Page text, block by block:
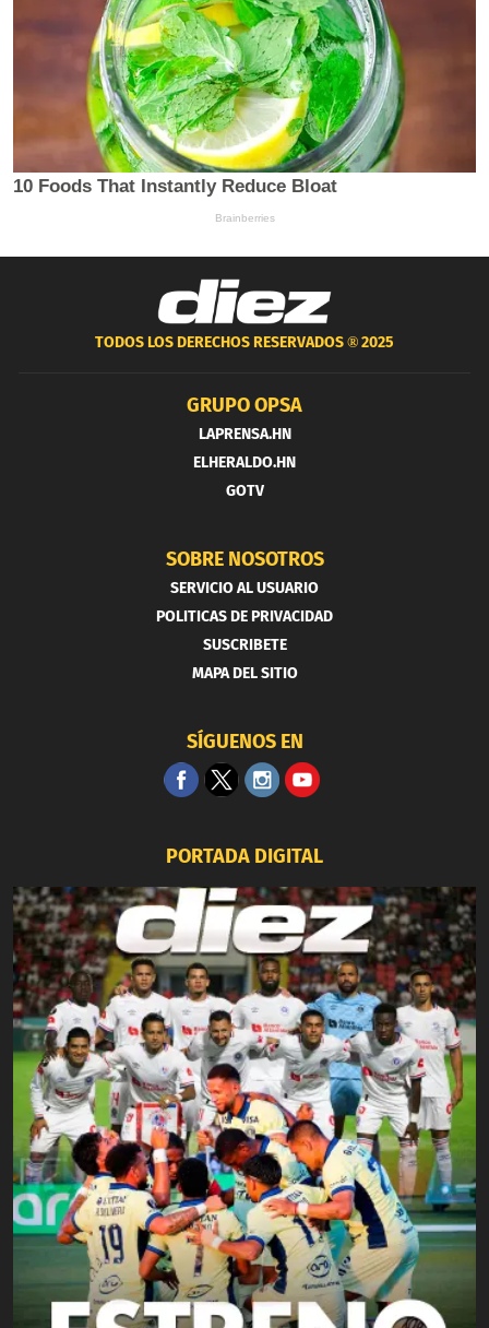
TODOS LOS DERECHOS RESERVADOS ®2025
GRUPO OPSA
LAPRENSA.HN
ELHERALDO.HN
GOTV
SOBRE NOSOTROS
SERVICIO AL USUARIO
POLITICAS DE PRIVACIDAD
SUSCRIBETE
MAPA DEL SITIO
SÍGUENOS EN
PORTADA DIGITAL